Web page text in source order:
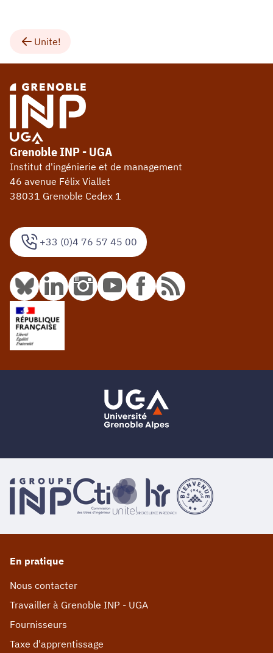
Unite!
+33 (0)4 76 57 45 00
Grenoble INP - UGA
Institut d'ingénierie et de management
46 avenue Félix Viallet
38031 Grenoble Cedex 1
En pratique
Nous contacter
Travailler à Grenoble INP - UGA
Fournisseurs
Taxe d'apprentissage